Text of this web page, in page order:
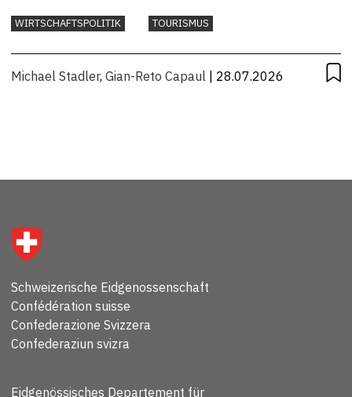
WIRTSCHAFTSPOLITIK TOURISMUS
Michael Stadler, Gian-Reto Capaul | 28.07.2026
Schweizerische Eidgenossenschaft
Confédération suisse
Confederazione Svizzera
Confederaziun svizra
Eidgenössisches Departement für